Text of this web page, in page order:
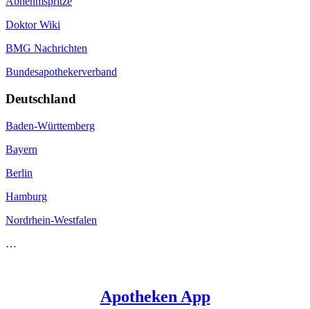
Doktor Wiki
BMG Nachrichten
Bundesapothekerverband
Deutschland
Baden-Württemberg
Bayern
Berlin
Hamburg
Nordrhein-Westfalen
…
Apotheken App